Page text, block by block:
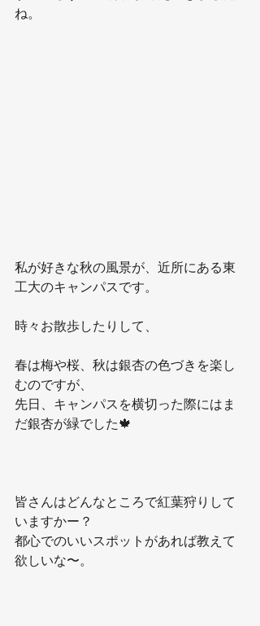
ね。
私が好きな秋の風景が、近所にある東
工大のキャンパスです。
時々お散歩したりして、
春は梅や桜、秋は銀杏の色づきを楽し
むのですが、
先日、キャンパスを横切った際にはま
だ銀杏が緑でした🍁
皆さんはどんなところで紅葉狩りして
いますかー？
都心でのいいスポットがあれば教えて
欲しいな〜。